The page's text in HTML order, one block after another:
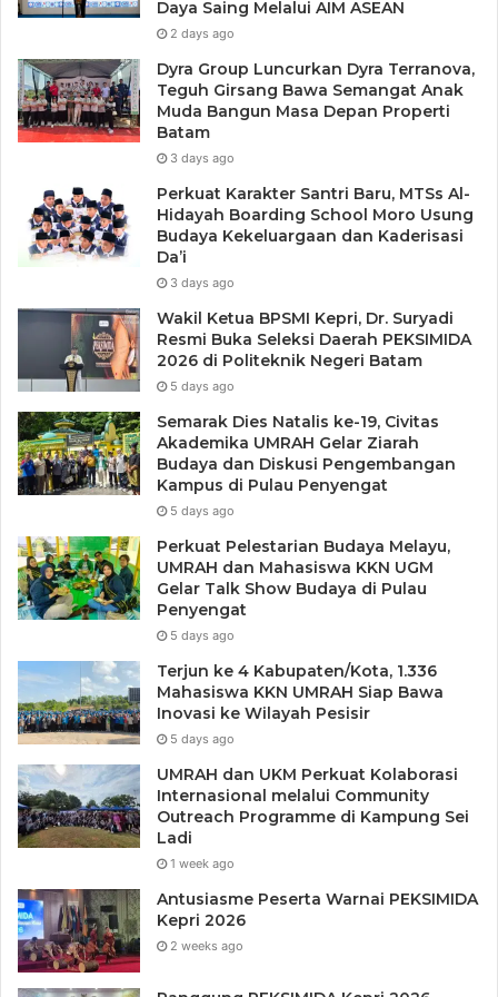
Daya Saing Melalui AIM ASEAN
2 days ago
Dyra Group Luncurkan Dyra Terranova,
Teguh Girsang Bawa Semangat Anak
Muda Bangun Masa Depan Properti
Batam
3 days ago
Perkuat Karakter Santri Baru, MTSs Al-
Hidayah Boarding School Moro Usung
Budaya Kekeluargaan dan Kaderisasi
Da’i
3 days ago
Wakil Ketua BPSMI Kepri, Dr. Suryadi
Resmi Buka Seleksi Daerah PEKSIMIDA
2026 di Politeknik Negeri Batam
5 days ago
Semarak Dies Natalis ke-19, Civitas
Akademika UMRAH Gelar Ziarah
Budaya dan Diskusi Pengembangan
Kampus di Pulau Penyengat
5 days ago
Perkuat Pelestarian Budaya Melayu,
UMRAH dan Mahasiswa KKN UGM
Gelar Talk Show Budaya di Pulau
Penyengat
5 days ago
Terjun ke 4 Kabupaten/Kota, 1.336
Mahasiswa KKN UMRAH Siap Bawa
Inovasi ke Wilayah Pesisir
5 days ago
UMRAH dan UKM Perkuat Kolaborasi
Internasional melalui Community
Outreach Programme di Kampung Sei
Ladi
1 week ago
Antusiasme Peserta Warnai PEKSIMIDA
Kepri 2026
2 weeks ago